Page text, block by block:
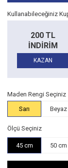
Kullanabileceğiniz
500 TL
İNDİRİM
KAZAN
Maden Rengi Seçiniz
Sarı
Beyaz
Ölçü Seçiniz
45 cm 50 cm